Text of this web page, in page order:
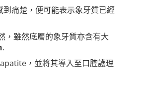
痛楚，便可能表示象牙質已經
雖然底層的象牙質亦含有大
.
，並將其導入至口腔護理